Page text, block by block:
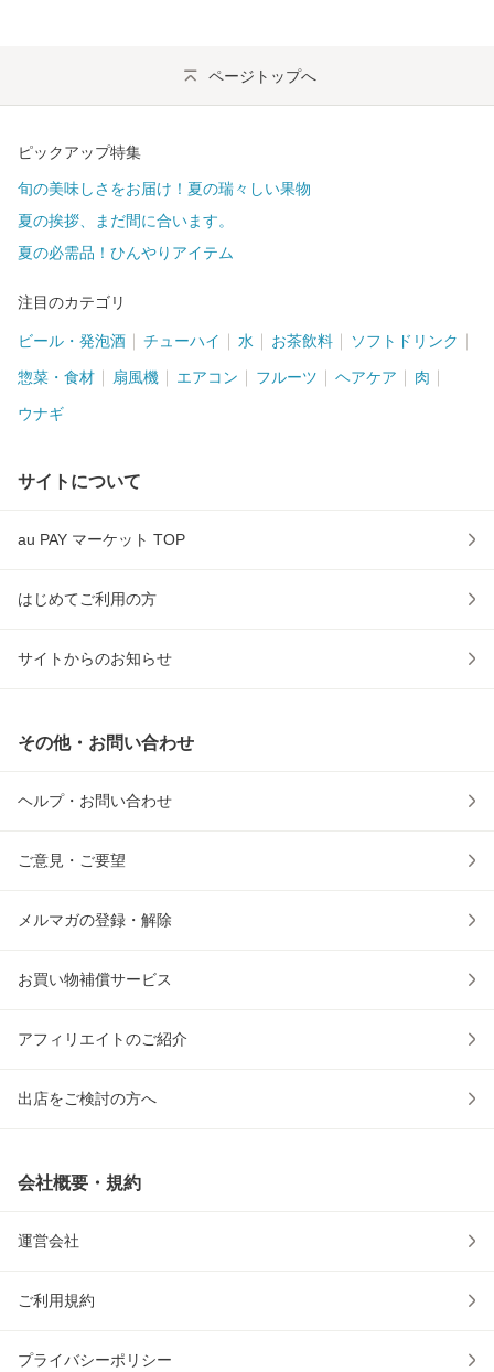
ページトップへ
ピックアップ特集
旬の美味しさをお届け！夏の瑞々しい果物
夏の挨拶、まだ間に合います。
夏の必需品！ひんやりアイテム
注目のカテゴリ
ビール・発泡酒 チューハイ 水 お茶飲料 ソフトドリンク
惣菜・食材 扇風機 エアコン フルーツ ヘアケア 肉
ウナギ
サイトについて
au PAY マーケット TOP
はじめてご利用の方
サイトからのお知らせ
その他・お問い合わせ
ヘルプ・お問い合わせ
ご意見・ご要望
メルマガの登録・解除
お買い物補償サービス
アフィリエイトのご紹介
出店をご検討の方へ
会社概要・規約
運営会社
ご利用規約
プライバシーポリシー